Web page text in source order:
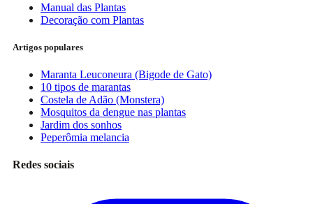
Manual das Plantas
Decoração com Plantas
Artigos populares
Maranta Leuconeura (Bigode de Gato)
10 tipos de marantas
Costela de Adão (Monstera)
Mosquitos da dengue nas plantas
Jardim dos sonhos
Peperômia melancia
Redes sociais